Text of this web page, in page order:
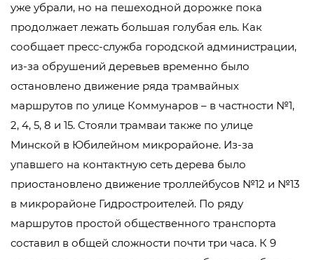
уже убрали, но на пешеходной дорожке пока
продолжает лежать большая голубая ель. Как
сообщает пресс-служба городской администрации,
из-за обрушений деревьев временно было
остановлено движение ряда трамвайных
маршрутов по улице Коммунаров – в частности №1,
2, 4, 5, 8 и 15. Стояли трамваи также по улице
Минской в Юбилейном микрорайоне. Из-за
упавшего на контактную сеть дерева было
приостановлено движение троллейбусов №12 и №13
в микрорайоне Гидростроителей. По ряду
маршрутов простой общественного транспорта
составил в общей сложности почти три часа. К 9